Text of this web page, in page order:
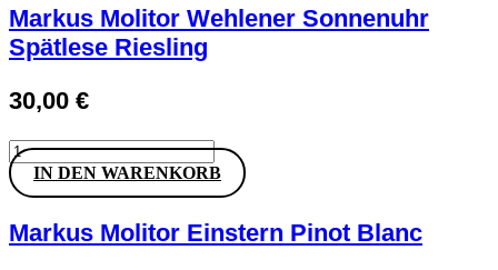
Markus Molitor Wehlener Sonnenuhr
Spätlese Riesling
30,00 €
Markus
Molitor
Wehlener
Spätlese
Riesling
IN DEN WARENKORB
Markus Molitor Einstern Pinot Blanc